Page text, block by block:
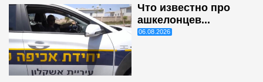
Что известно про
ашкелонцев...
06.08.2026